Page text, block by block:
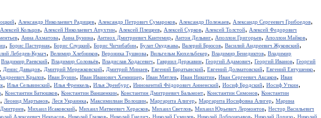
, Александр Николаевич Радищев, Александр Петрович Сумароков, Александр Полежаев, Александр Сергеевич Грибоедов,
Алексей Кольцов, Алексей Николаевич Апухтин, Алексей Плещеев, Алексей Сурков, Алексей Толстой, Алексей Федорович
, Анна Ахматова, Анна Бунина, Антиох Дмитриевич Кантемир, Антон Дельвиг, Аполлон Григорьев, Аполлон Майков,
, Борис Пастернак, Борис Слуцкий, Борис Чичибабин, Булат Окуджава, Валерий Брюсов, Василий Андреевич Жуковский,
Лебедев-Кумач, Велимир Хлебников, Вероника Тушнова, Вильгельм Кюхельбекер, Владимир Бенедиктов, Владимир
Владимир Раевский, Владимир Соловьёв, Владислав Ходасевич, Гавриил Державин, Георгий Адамович, Георгий Иванов, Георгий
, Денис Давыдов, Дмитрий Мережковский, Дмитрий Минаев, Евгений Баратынский, Евгений Долматовский, Евгений Евтушенко,
Крылов, Иван Бунин, Иван Иванович Хемницер, Иван Мятлев, Иван Никитин, Иван Сергеевич Аксаков, Иван
, Илья Сельвинский, Илья Френкель, Илья Эренбург, Иннокентий Фёдорович Анненский, Иосиф Бродский, Иосиф Уткин,
, Константин Батюшков, Константин Ваншенкин, Константин Дмитриевич Бальмонт, Константин Симонов, Константин
, Леонид Мартынов, Леся Украинка, Максимилиан Волошин, Маргарита Алигер, Маргарита Иосифовна Алигер, Марина
, Михаил Исаковский, Михаил Матвеевич Херасков, Михаил Светлов, Михаил Юрьевич Лермонтов, Нестор Васильевич
Алексеевич Некрасов, Николай Глазков, Николай Гнедич, Николай Гумилев, Николай Добронравов, Николай Доризо, Николай